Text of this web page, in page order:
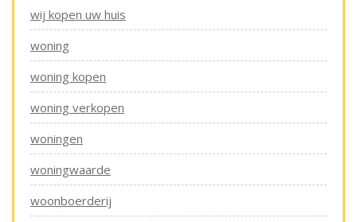
wij kopen uw huis
woning
woning kopen
woning verkopen
woningen
woningwaarde
woonboerderij